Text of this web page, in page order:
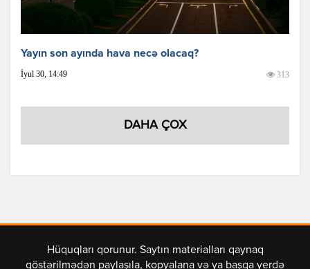
Yayın son ayında hava necə olacaq?
İyul 30, 14:49 313
DAHA ÇOX
Hüquqları qorunur. Saytın materialları qaynaq
göstərilmədən paylaşıla, kopyalana və ya başqa yerdə